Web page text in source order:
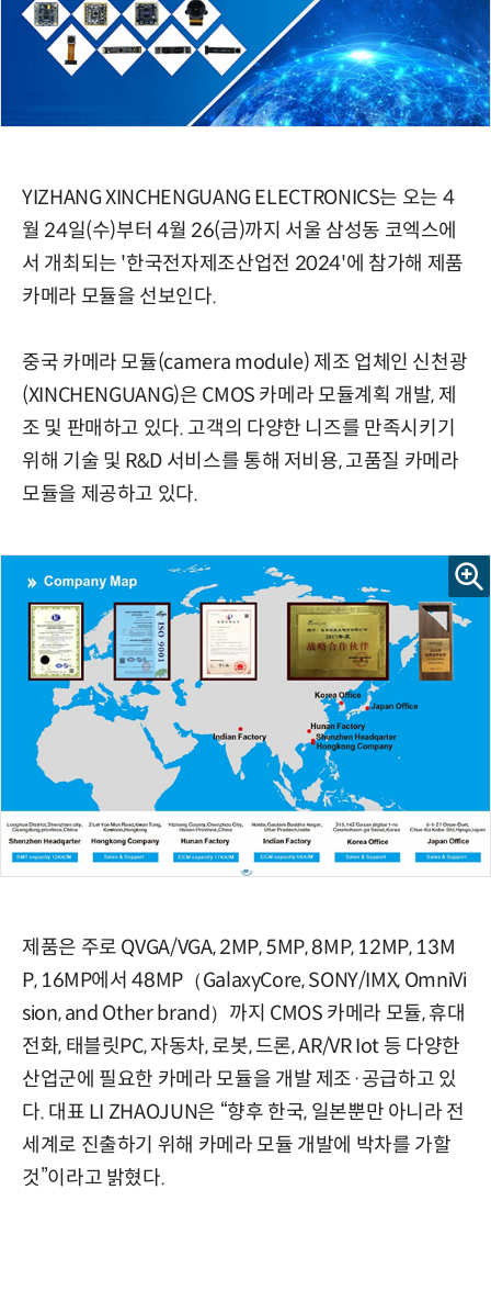
YIZHANG XINCHENGUANG ELECTRONICS는 오는 4
월 24일(수)부터 4월 26(금)까지 서울 삼성동 코엑스에
서 개최되는 '한국전자제조산업전 2024'에 참가해 제품
카메라 모듈을 선보인다.
중국 카메라 모듈(camera module) 제조 업체인 신천광
(XINCHENGUANG)은 CMOS 카메라 모듈계획 개발, 제
조 및 판매하고 있다. 고객의 다양한 니즈를 만족시키기
위해 기술 및 R&D 서비스를 통해 저비용, 고품질 카메라
모듈을 제공하고 있다.
제품은 주로 QVGA/VGA, 2MP, 5MP, 8MP, 12MP, 13M
P, 16MP에서 48MP（GalaxyCore, SONY/IMX, OmniVi
sion, and Other brand）까지 CMOS 카메라 모듈, 휴대
전화, 태블릿PC, 자동차, 로봇, 드론, AR/VR Iot 등 다양한
산업군에 필요한 카메라 모듈을 개발 제조·공급하고 있
다. 대표 LI ZHAOJUN은 “향후 한국, 일본뿐만 아니라 전
세계로 진출하기 위해 카메라 모듈 개발에 박차를 가할
것”이라고 밝혔다.